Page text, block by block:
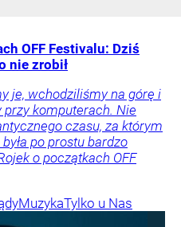
OFF Festivalu: Dziś
nie zrobił
je, wchodziliśmy na górę i
komputerach. Nie
czasu, za którym
po prostu bardzo
o początkach OFF
MuzykaTylko u Nas